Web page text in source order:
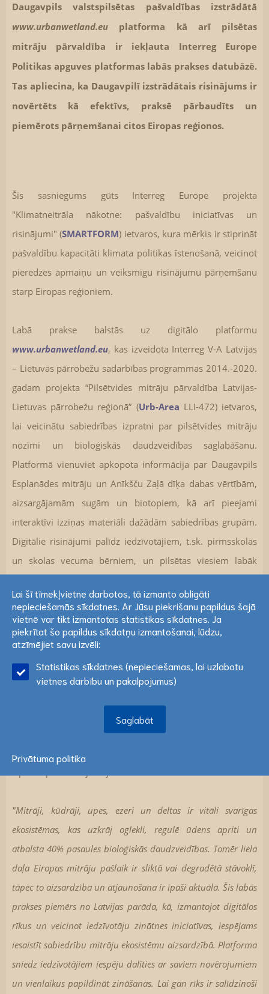
Lai šī tīmekļvietne darbotos, tā izmanto obligāti
nepieciešamās sīkdatnes. Ar Jūsu piekrišanu papildus šajā
vietnē var tikt izmantotas statistikas sīkdatnes. Ja
atzīmējiet savu izvēli:Lasīt vairāk
Saglabāt
Daugavpils valstspilsētas pašvaldības izstrādātā
www.urbanwetland.eu platforma kā arī pilsētas
mitrāju pārvaldība ir iekļauta Interreg Europe
Politikas apguves platformas labās prakses datubāzē.
Tas apliecina, ka Daugavpilī izstrādātais risinājums ir
novērtēts kā efektīvs, praksē pārbaudīts un
piemērots pārņemšanai citos Eiropas reģionos.
Šis sasniegums gūts Interreg Europe projekta
"Klimatneitrāla nākotne: pašvaldību iniciatīvas un
risinājumi" (SMARTFORM) ietvaros, kura mērķis ir stiprināt
pašvaldību kapacitāti klimata politikas īstenošanā, veicinot
pieredzes apmaiņu un veiksmīgu risinājumu pārņemšanu
starp Eiropas reģioniem.
Labā prakse balstās uz digitālo platformu
www.urbanwetland.eu, kas izveidota Interreg V-A Latvijas
– Lietuvas pārrobežu sadarbības programmas 2014.-2020.
gadam projekta “Pilsētvides mitrāju pārvaldība Latvijas-
Lietuvas pārrobežu reģionā” (Urb-Area LLI-472) ietvaros,
lai veicinātu sabiedrības izpratni par pilsētvides mitrāju
nozīmi un bioloģiskās daudzveidības saglabāšanu.
Platformā vienuviet apkopota informācija par Daugavpils
Esplanādes mitrāju un Anīkšču Zaļā dīķa dabas vērtībām,
aizsargājamām sugām un biotopiem, kā arī pieejami
interaktīvi izziņas materiāli dažādām sabiedrības grupām.
Digitālie risinājumi palīdz iedzīvotājiem, t.sk. pirmsskolas
un skolas vecuma bērniem, un pilsētas viesiem labāk
mazināšanā, ūdens aprites nodrošināšanā un bioloģiskās
daudzveidības saglabāšanā.
iniciatīvas, kuras neatkarīgi eksperti atzinuši par
Eiropas valstīs un reģionos. Daugavpils piemērs apliecina,
ka digitālie risinājumi var būt nozīmīgs instruments dabas
aizsardzībā, vienlaikus veicinot sabiedrības iesaisti un
"Mitrāji, kūdrāji, upes, ezeri un deltas ir vitāli svarīgas
ekosistēmas, kas uzkrāj oglekli, regulē ūdens apriti un
atbalsta 40% pasaules bioloģiskās daudzveidības. Tomēr liela
daļa Eiropas mitrāju pašlaik ir sliktā vai degradētā stāvoklī,
tāpēc to aizsardzība un atjaunošana ir īpaši aktuāla. Šis labās
prakses piemērs no Latvijas parāda, kā, izmantojot digitālos
rīkus un veicinot iedzīvotāju zinātnes iniciatīvas, iespējams
iesaistīt sabiedrību mitrāju ekosistēmu aizsardzībā. Platforma
sniedz iedzīvotājiem iespēju dalīties ar saviem novērojumiem
un vienlaikus papildināt zināšanas. Lai gan rīks ir salīdzinoši
Lai šī tīmekļvietne darbotos, tā izmanto obligāti
nepieciešamās sīkdatnes. Ar Jūsu piekrišanu papildus šajā
vietnē var tikt izmantotas statistikas sīkdatnes. Ja
piekrītat šo papildus sīkdatņu izmantošanai, lūdzu,
atzīmējiet savu izvēli:
Statistikas sīkdatnes (nepieciešamas, lai uzlabotu
vietnes darbību un pakalpojumus)
Saglabāt
Privātuma politika